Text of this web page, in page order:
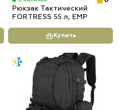
Рюкзак Тактический
FORTRESS 55 л, ЕМР
Купить